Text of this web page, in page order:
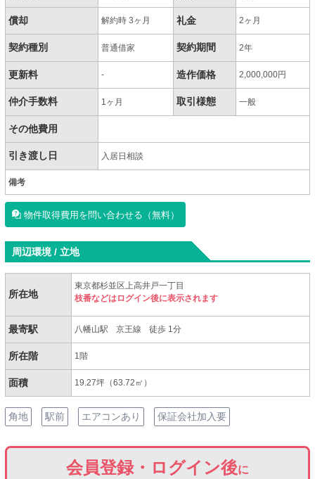
償却 解約時 3ヶ月 礼金 2ヶ月
契約種別 普通借家 契約期間 2年
更新料 - 造作価格 2,000,000円
仲介手数料 1ヶ月 取引様態 一般
その他費用
引き渡し日 入居日相談
備考
物件取得費用を問い合わせる（無料）
周辺環境 / 立地
所在地
東京都杉並区上高井戸一丁目
枝番などはログイン後に表示されます
最寄駅 八幡山駅 京王線 徒歩 1分
所在階 1階
面積 19.27坪（63.72㎡）
角地 駅前 エアコンあり 保証会社加入要
会員登録・ログイン後に